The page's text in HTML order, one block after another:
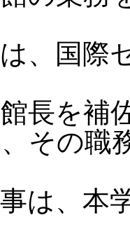
、国際
長を補
その職
は、本